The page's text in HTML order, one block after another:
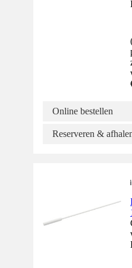
Online bestellen
Reserveren &